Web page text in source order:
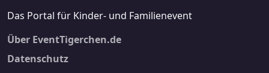
Das Portal für Kinder- und Familienevent
Footer 2
Über EventTigerchen.de
Datenschutz